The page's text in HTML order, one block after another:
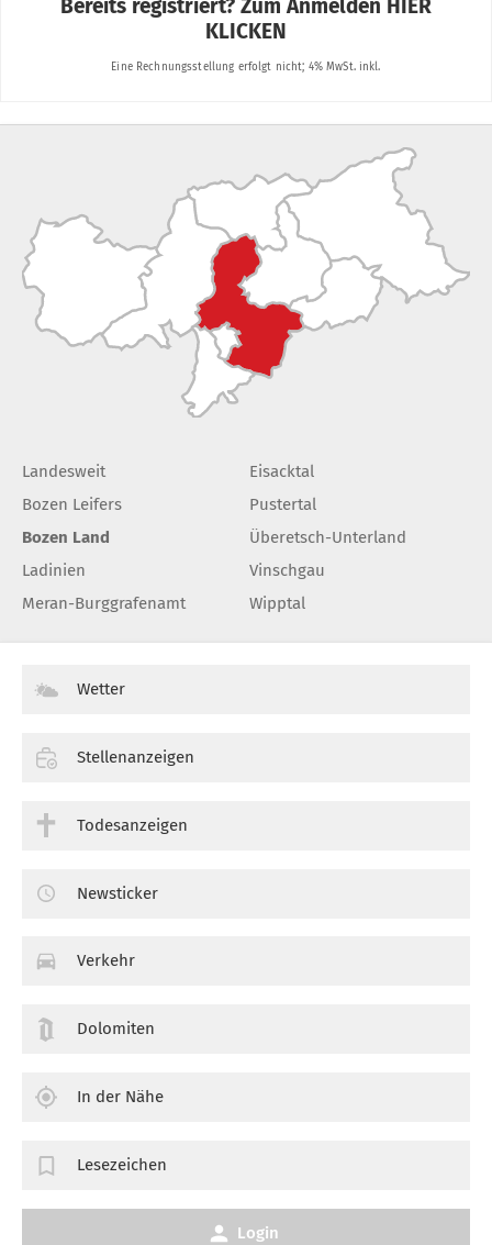
Landesweit
Bozen Leifers
Bozen Land
Ladinien
Meran-Burggrafenamt
Eisacktal
Pustertal
Überetsch-Unterland
Vinschgau
Wipptal
Wetter
Stellenanzeigen
Todesanzeigen
Newsticker
Verkehr
Dolomiten
In der Nähe
Lesezeichen
Login